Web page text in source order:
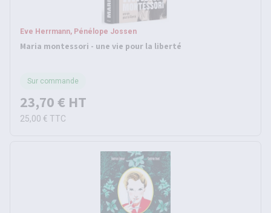
Eve Herrmann, Pénélope Jossen
Maria montessori - une vie pour la liberté
Sur commande
23,70 € HT
25,00 € TTC